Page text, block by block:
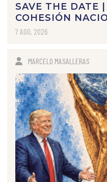
SAVE THE DATE
COHESIÓN
7 AGO, 2026
MARCELO MASALLERAS